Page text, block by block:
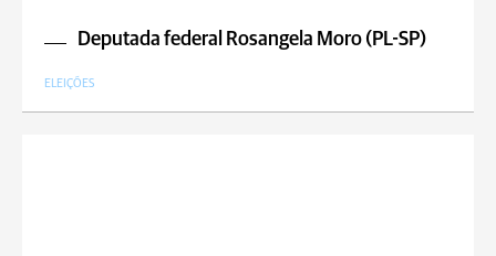
Deputada federal Rosangela Moro (PL-SP)
ELEIÇÕES